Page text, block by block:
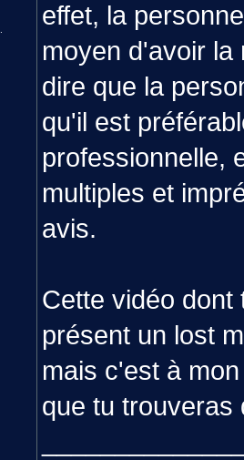
effet, la
moyen d'avoir la
dire que la
qu'il est
professionnelle,
multiples et
avis.
Cette vidéo dont
présent un lost
mais c'est à
que tu trouveras